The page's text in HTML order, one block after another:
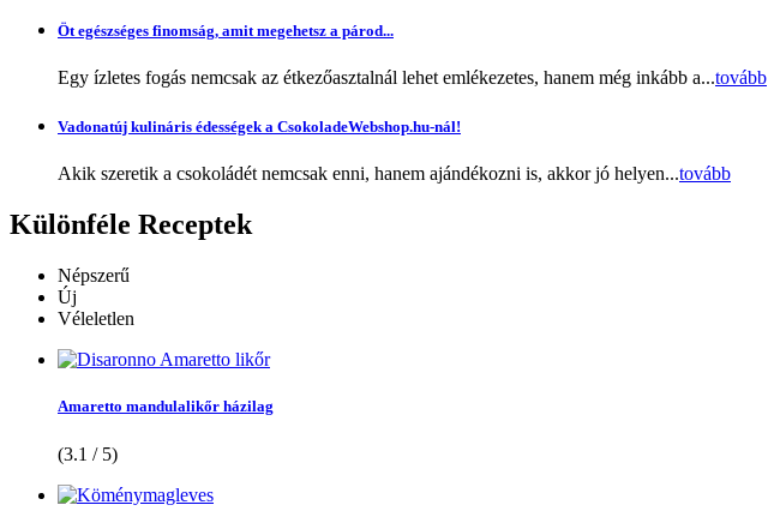
Öt egészséges finomság, amit megehetsz a párod...
Egy ízletes fogás nemcsak az étkezőasztalnál lehet emlékezetes, hanem még inkább a...tovább
Vadonatúj kulináris édességek a CsokoladeWebshop.hu-nál!
Akik szeretik a csokoládét nemcsak enni, hanem ajándékozni is, akkor jó helyen...tovább
Különféle Receptek
Népszerű
Új
Véleletlen
Amaretto mandulalikőr házilag
(3.1 / 5)